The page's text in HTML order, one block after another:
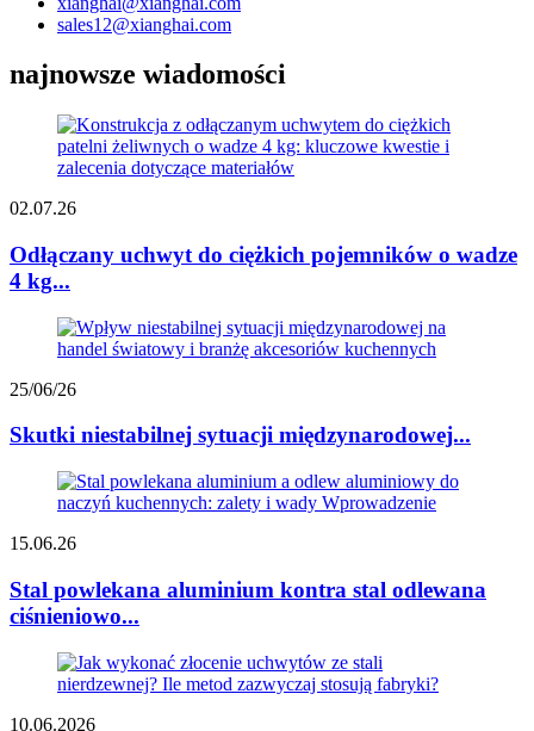
sales12@xianghai.com
najnowsze wiadomości
02.07.26
Odłączany uchwyt do ciężkich pojemników o wadze
4 kg...
25/06/26
Skutki niestabilnej sytuacji międzynarodowej...
15.06.26
Stal powlekana aluminium kontra stal odlewana
ciśnieniowo...
10.06.2026